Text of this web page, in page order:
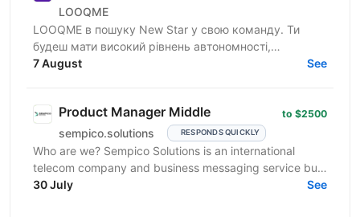
LOOQME
LOOQME в пошуку New Star у свою команду. Ти
будеш мати високий рівнень автономності,
самостійно визначатимеш точки росту,
7 August See
Product Manager Middle
sempico.solutions RESPONDS QUICKLY
to $2500
Who are we? Sempico Solutions is an international
telecom company and business messaging service built
around our own product - the Gatum messaging...
30 July See